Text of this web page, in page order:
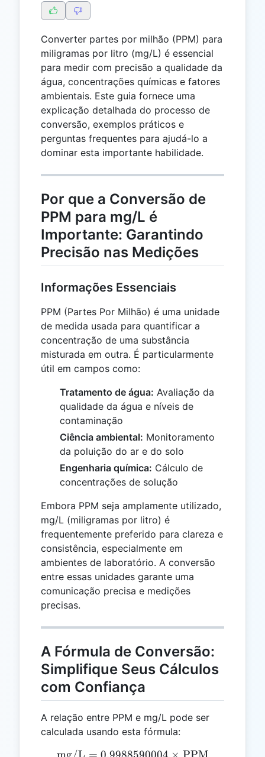
Converter partes por milhão (PPM) para
miligramas por litro (mg/L) é essencial
para medir com precisão a qualidade da
água, concentrações químicas e fatores
ambientais. Este guia fornece uma
explicação detalhada do processo de
conversão, exemplos práticos e
perguntas frequentes para ajudá-lo a
dominar esta importante habilidade.
Por que a Conversão de
PPM para mg/L é
Importante: Garantindo
Precisão nas Medições
Informações Essenciais
PPM (Partes Por Milhão) é uma unidade
de medida usada para quantificar a
concentração de uma substância
misturada em outra. É particularmente
útil em campos como:
Tratamento de água: Avaliação da
qualidade da água e níveis de
contaminação
Ciência ambiental: Monitoramento
da poluição do ar e do solo
Engenharia química: Cálculo de
concentrações de solução
Embora PPM seja amplamente utilizado,
mg/L (miligramas por litro) é
frequentemente preferido para clareza e
consistência, especialmente em
ambientes de laboratório. A conversão
entre essas unidades garante uma
comunicação precisa e medições
precisas.
A Fórmula de Conversão:
Simplifique Seus Cálculos
com Confiança
A relação entre PPM e mg/L pode ser
calculada usando esta fórmula: